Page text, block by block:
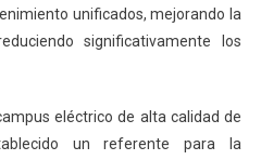
unificados, mejorando la
significativamente los
eléctrico de alta calidad de
un referente para la